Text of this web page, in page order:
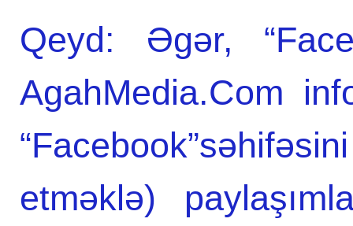
Qeyd: Əgər,
AgahMedia.Com
etməklə)